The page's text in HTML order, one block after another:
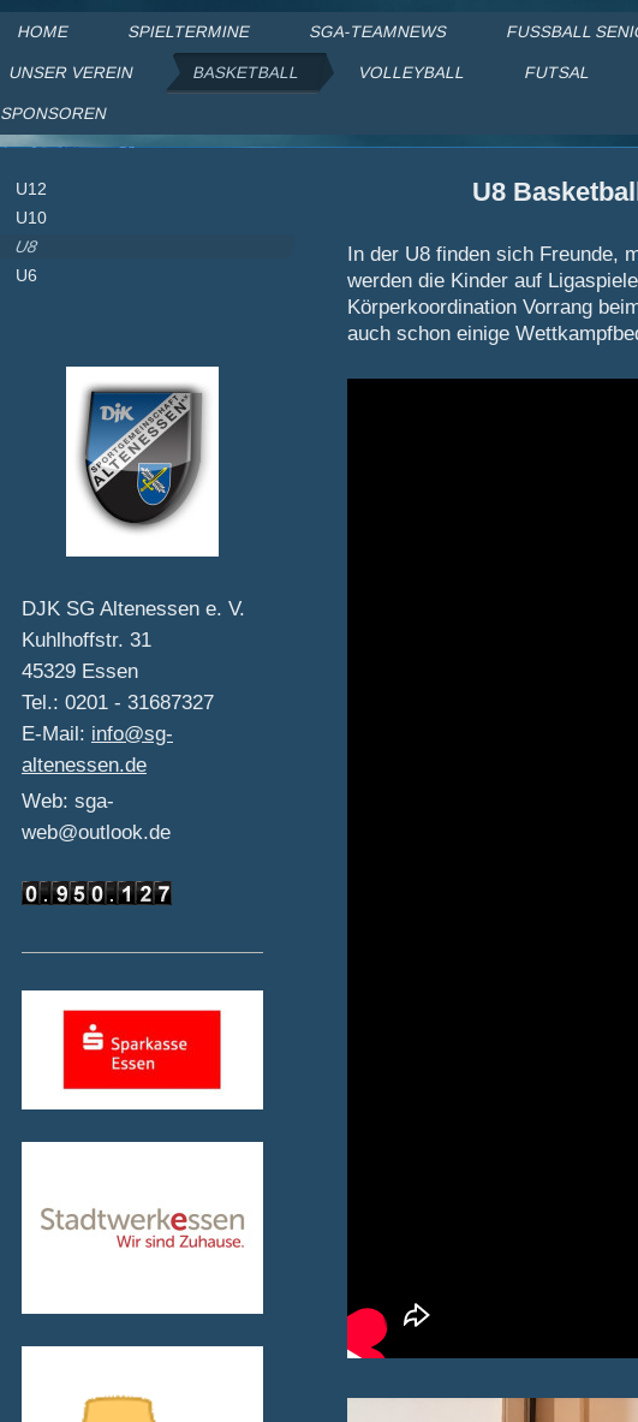
HOME SPIELTERMINE SGA-TEAMNEWS FUSSBALL
UNSER VEREIN BASKETBALL VOLLEYBALL FUTSAL
SPONSOREN
DJK Sportgemeinschaft
U8
In der U8 finden sich Freunde,
werden die Kinder auf
Körperkoordination Vorrang
auch schon einige
U12
U10
U8
U6
DJK SG Altenessen e. V.
Kuhlhoffstr. 31
45329 Essen
Tel.: 0201 - 31687327
E-Mail: info@sg-
altenessen.de
Web: sga-
web@outlook.de